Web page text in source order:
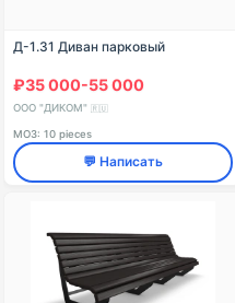
Д-1.31 Диван парковый
₽35 000-55 000
ООО "ДИКОМ" 🇷🇺
МОЗ: 10 pieces
💬 Написать